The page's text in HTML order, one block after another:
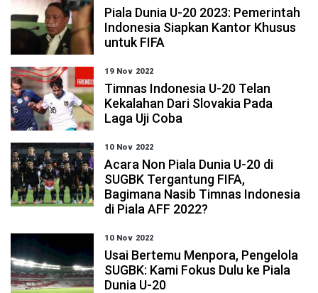
Piala Dunia U-20 2023: Pemerintah
Indonesia Siapkan Kantor Khusus
untuk FIFA
19 Nov 2022
Timnas Indonesia U-20 Telan
Kekalahan Dari Slovakia Pada
Laga Uji Coba
10 Nov 2022
Acara Non Piala Dunia U-20 di
SUGBK Tergantung FIFA,
Bagimana Nasib Timnas Indonesia
di Piala AFF 2022?
10 Nov 2022
Usai Bertemu Menpora, Pengelola
SUGBK: Kami Fokus Dulu ke Piala
Dunia U-20